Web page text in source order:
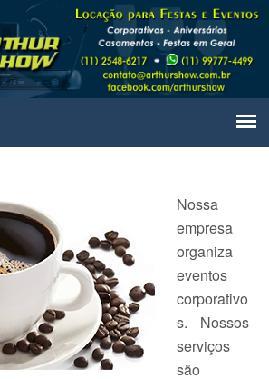
Nossa
empresa
organiza
eventos
corporativo
s. Nossos
serviços
são